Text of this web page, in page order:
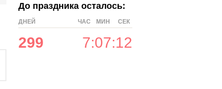
До праздника осталось:
ДНЕЙ ЧАС МИН СЕК
299 7:07:12